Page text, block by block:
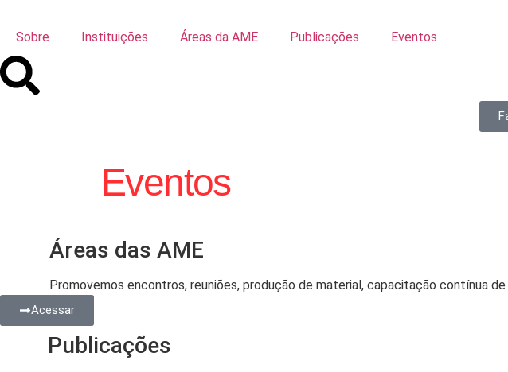
Sobre Instituições Áreas da AME Publicações Eventos
Eventos
Áreas das AME
Promovemos encontros, reuniões, produção de material, capacitação contínua
Acessar
Publicações